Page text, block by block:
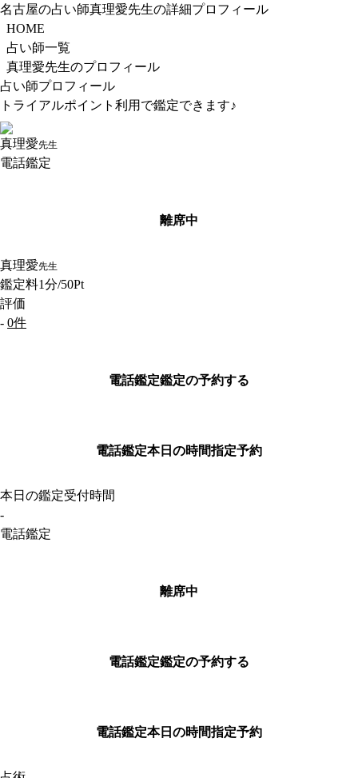
名古屋の占い師真理愛先生の詳細プロフィール
HOME
占い師一覧
真理愛先生のプロフィール
占い師プロフィール
トライアルポイント利用で鑑定できます♪
真理愛先生
電話鑑定
離席中
真理愛先生
鑑定料1分/50Pt
評価
- 0件
電話鑑定鑑定の予約する
電話鑑定本日の時間指定予約
本日の鑑定受付時間
-
電話鑑定
離席中
電話鑑定鑑定の予約する
電話鑑定本日の時間指定予約